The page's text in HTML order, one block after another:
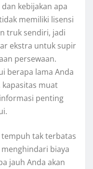
kebijakan apa
memiliki lisensi
truk sendiri, jadi
ekstra untuk supir
persewaan.
berapa lama Anda
muat
penting
tak terbatas
biaya
jauh Anda akan